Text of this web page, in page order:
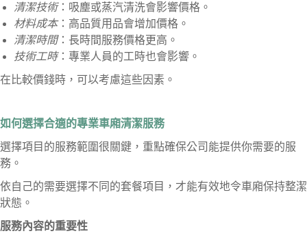
清潔技術：吸塵或蒸汽清洗會影響價格。
材料成本：高品質用品會增加價格。
清潔時間：長時間服務價格更高。
技術工時：專業人員的工時也會影響。
在比較價錢時，可以考慮這些因素。
如何選擇合適的專業車廂清潔服務
選擇項目的服務範圍很關鍵，重點確保公司能提供你需要的服
務。
依自己的需要選擇不同的套餐項目，才能有效地令車廂保持整潔
狀態。
服務內容的重要性